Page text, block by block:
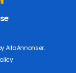
AllaAnnonser.